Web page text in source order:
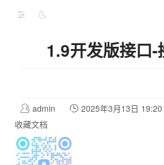
1.9开发版接口-
admin 2025年3月13日 19:20
收藏文档